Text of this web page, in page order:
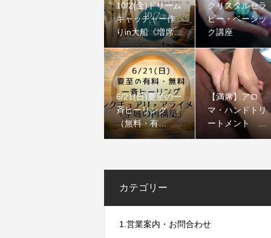
10/2(金)ドリーム
キャッチャー作
りin大船《増席し
ました》
クリスタルセラ
ピー・ベーシッ
ク講座
6/21(日)夏至の一
斉ヒーリング
（無料・有
料）：サンクチ
【満席】アロ
マ・ハンドトリ
ートメント コ
カテゴリー
1.営業案内・お問合わせ